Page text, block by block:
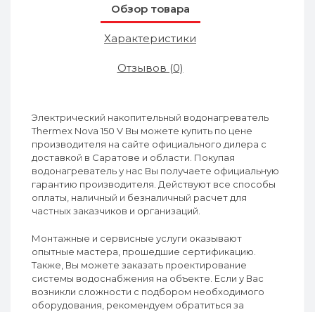
Обзор товара
Характеристики
Отзывов (0)
Электрический накопительный водонагреватель
Thermex Nova 150 V Вы можете купить по цене
производителя на сайте официального дилера с
доставкой в Саратове и области. Покупая
водонагреватель у нас Вы получаете официальную
гарантию производителя. Действуют все способы
оплаты, наличный и безналичный расчет для
частных заказчиков и организаций.
Монтажные и сервисные услуги оказывают
опытные мастера, прошедшие сертификацию.
Также, Вы можете заказать проектирование
системы водоснабжения на объекте. Если у Вас
возникли сложности с подбором необходимого
оборудования, рекомендуем обратиться за